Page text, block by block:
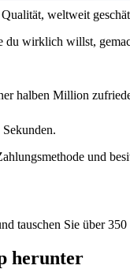
weltweit
du wirklich willst,
halben Million
und
tauschen Sie über
herunter